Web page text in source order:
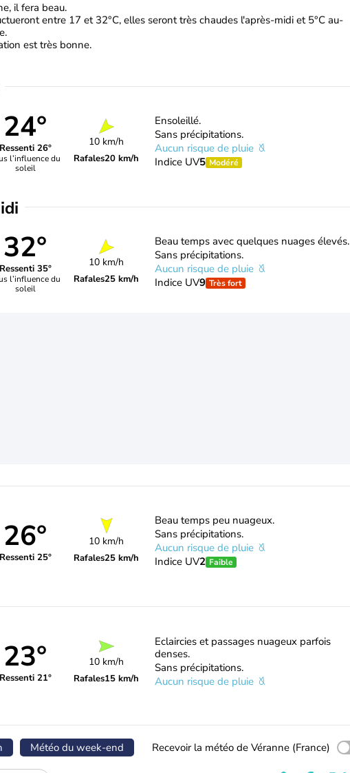
il fera beau.
entre 17 et 32°C, elles seront très chaudes l'après-midi et 5°C au-
est très bonne.
24°
Ressenti 26°
l’influence du
soleil
10 km/h
Rafales20 km/h
Ensoleillé.
Sans précipitations.
Aucun risque de pluie
Indice UV5 Modéré
32°
Ressenti 35°
l’influence du
soleil
10 km/h
Rafales25 km/h
Beau temps avec quelques nuages élevés.
Sans précipitations.
Aucun risque de pluie
Indice UV9 Très fort
26°
Ressenti 25°
10 km/h
Rafales25 km/h
Beau temps peu nuageux.
Sans précipitations.
Aucun risque de pluie
Indice UV2 Faible
23°
Ressenti 21°
10 km/h
Rafales15 km/h
Eclaircies et passages nuageux parfois
denses.
Sans précipitations.
Aucun risque de pluie
Météo du week-end Recevoir la météo de Véranne (France)